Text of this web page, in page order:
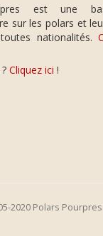
est une
sur les polars et
nationalités.
Cliquez ici !
2020 Polars